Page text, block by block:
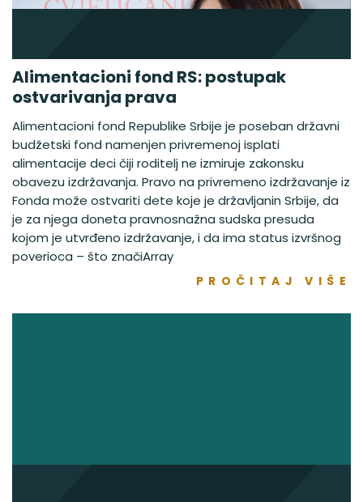
Alimentacioni fond RS: postupak
ostvarivanja prava
Alimentacioni fond Republike Srbije je poseban državni
budžetski fond namenjen privremenoj isplati
alimentacije deci čiji roditelj ne izmiruje zakonsku
obavezu izdržavanja. Pravo na privremeno izdržavanje iz
Fonda može ostvariti dete koje je državljanin Srbije, da
je za njega doneta pravnosnažna sudska presuda
kojom je utvrđeno izdržavanje, i da ima status izvršnog
poverioca – što značiArray
PROČITAJ VIŠE